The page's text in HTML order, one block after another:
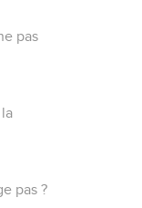
pas
pas ?